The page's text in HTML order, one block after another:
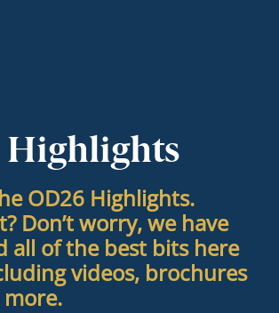
Highlights
OD26 Highlights.
Don’t worry, we have
all of the best bits here
videos, brochures